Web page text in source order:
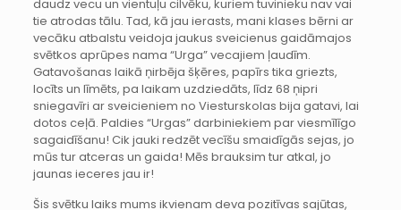
daudz vecu un vientuļu cilvēku, kuriem tuvinieku nav vai
tie atrodas tālu. Tad, kā jau ierasts, mani klases bērni ar
vecāku atbalstu veidoja jaukus sveicienus gaidāmajos
svētkos aprūpes nama “Urga” vecajiem ļaudīm.
Gatavošanas laikā ņirbēja šķēres, papīrs tika griezts,
locīts un līmēts, pa laikam uzdziedāts, līdz 68 ņipri
sniegavīri ar sveicieniem no Viesturskolas bija gatavi, lai
dotos ceļā. Paldies “Urgas” darbiniekiem par viesmīlīgo
sagaidīšanu! Cik jauki redzēt vecīšu smaidīgās sejas, jo
mūs tur atceras un gaida! Mēs brauksim tur atkal, jo
jaunas ieceres jau ir!
Šis svētku laiks mums ikvienam deva pozitīvas sajūtas,